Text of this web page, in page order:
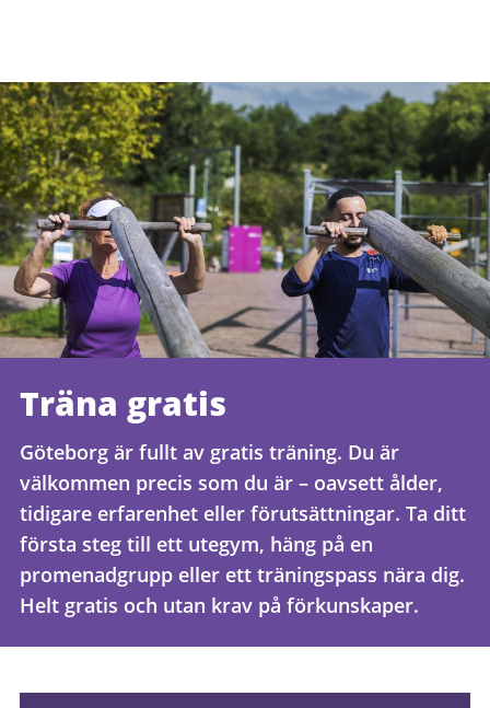
Träna gratis
Göteborg är fullt av gratis träning. Du är
välkommen precis som du är – oavsett ålder,
tidigare erfarenhet eller förutsättningar. Ta ditt
första steg till ett utegym, häng på en
promenadgrupp eller ett träningspass nära dig.
Helt gratis och utan krav på förkunskaper.